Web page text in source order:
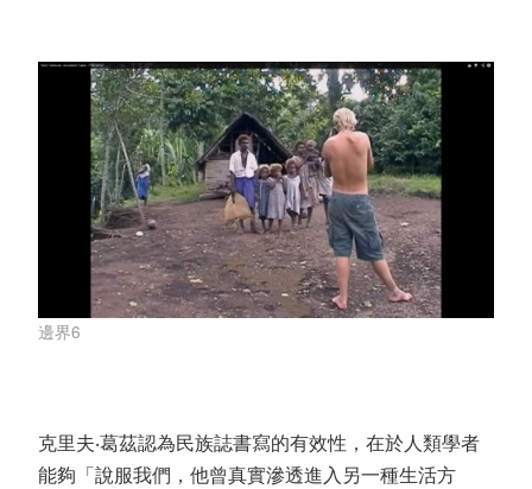
邊界6
克里夫‧葛茲認為民族誌書寫的有效性，在於人類學者
能夠「說服我們，他曾真實滲透進入另一種生活方